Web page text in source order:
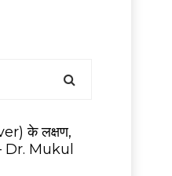
के लक्षण,
Dr. Mukul